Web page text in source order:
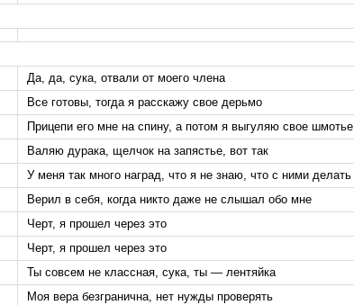
Да, да, сука, отвали от моего члена
Все готовы, тогда я расскажу свое дерьмо
Прицепи его мне на спину, а потом я выгуляю свое шмотье
Валяю дурака, щелчок на запястье, вот так
У меня так много наград, что я не знаю, что с ними делать
Верил в себя, когда никто даже не слышал обо мне
Черт, я прошел через это
Черт, я прошел через это
Ты совсем не классная, сука, ты — лентяйка
Моя вера безгранична, нет нужды проверять